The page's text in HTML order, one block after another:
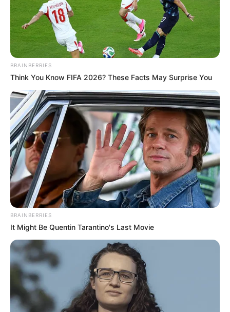
BRAINBERRIES
Think You Know FIFA 2026? These Facts May Surprise You
BRAINBERRIES
It Might Be Quentin Tarantino's Last Movie